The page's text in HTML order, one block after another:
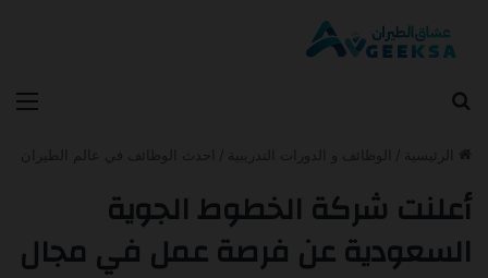
أعلنت شركة الخطوط الجوية
السعودية عن فرصة عمل في مجال